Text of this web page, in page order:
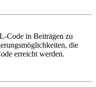
Code in Beiträgen zu
die
erreicht werden.